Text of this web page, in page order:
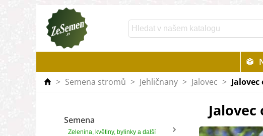
> Semena stromů > Jehličnany > Jalovec >
Semena
Zelenina, květiny, bylinky a další